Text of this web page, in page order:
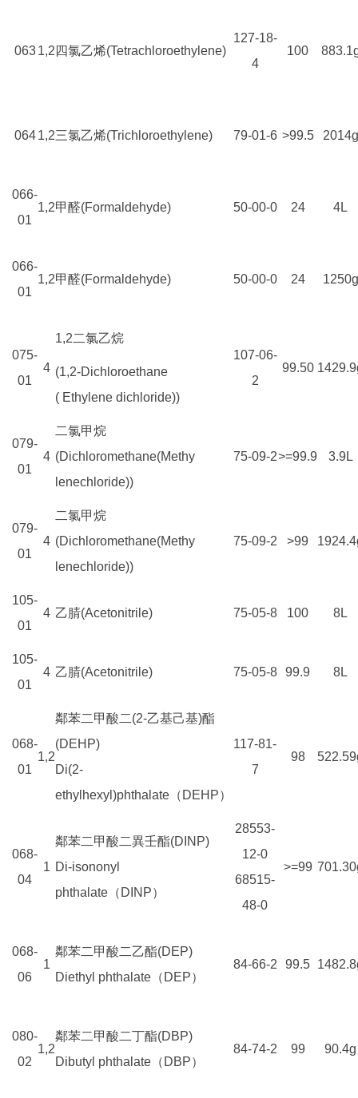
063 1,2 四氯乙烯(Tetrachloroethylene)
127-18-
4
100
064 1,2三氯乙烯(Trichloroethylene) 79-01-6 >99.5 2014g
066-
01
1,2甲醛(Formaldehyde) 50-00-0 24 4L
066-
01
1,2甲醛(Formaldehyde) 50-00-0 24 1250g
075-
01
4
1,2二氯乙烷
(1,2-Dichloroethane
( Ethylene dichloride))
107-06-
2
99.50
079-
01
4
二氯甲烷
(Dichloromethane(Methy
lenechloride))
75-09-2>=99.9 3.9L
079-
01
4
二氯甲烷
(Dichloromethane(Methy
lenechloride))
75-09-2 >99
105-
01
4 乙腈(Acetonitrile) 75-05-8 100 8L
105-
01
4 乙腈(Acetonitrile) 75-05-8 99.9 8L
068-
01
1,2
鄰苯二甲酸二(2-乙基己基)酯
(DEHP)
Di(2-
ethylhexyl)phthalate（DEHP）
117-81-
7
98
068-
04
1
鄰苯二甲酸二異壬酯(DINP)
Di-isononyl
phthalate（DINP）
28553-
12-0
68515-
48-0
>=99
068-
06
1
鄰苯二甲酸二乙酯(DEP)
Diethyl phthalate（DEP）
84-66-2 99.5
080-
02
1,2
鄰苯二甲酸二丁酯(DBP)
Dibutyl phthalate（DBP）
84-74-2 99 90.4g